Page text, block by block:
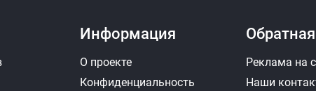
Информация
О проекте
Конфиденциальность
Реклама на
Наши